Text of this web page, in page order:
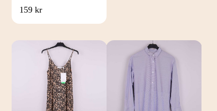
159 kr
FRÅN SAMMA VARUMÄRKE
Hitta produkter från samma varumärke